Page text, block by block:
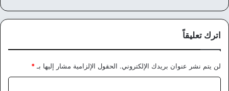
الويوك
اترك تعليقاً
لن يتم نشر عنوان بريدك الإلكتروني. الحقول الإلزامية مشار إليها بـ *